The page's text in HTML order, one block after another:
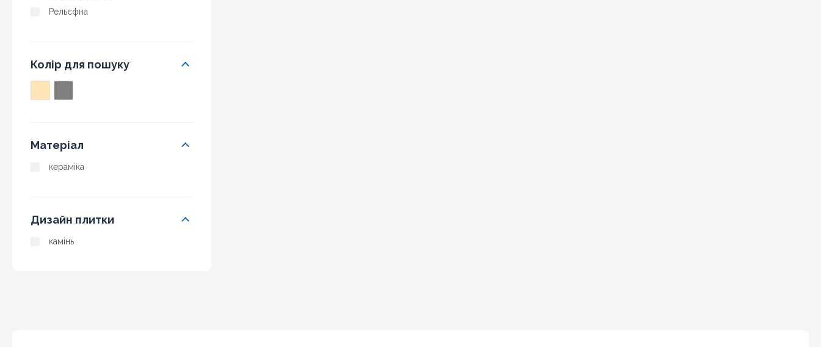
Рельєфна
Колір для пошуку
Матеріал
кераміка
Дизайн плитки
камінь